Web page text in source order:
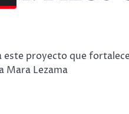
este proyecto que
Mara Lezama